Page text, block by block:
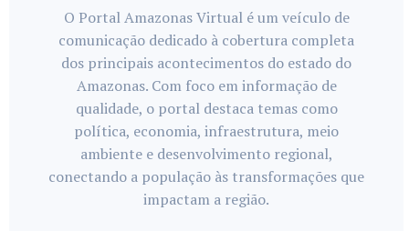
O Portal Amazonas Virtual é um veículo de
comunicação dedicado à cobertura completa
dos principais acontecimentos do estado do
Amazonas. Com foco em informação de
qualidade, o portal destaca temas como
política, economia, infraestrutura, meio
ambiente e desenvolvimento regional,
conectando a população às transformações que
impactam a região.